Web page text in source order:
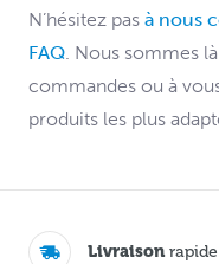
N’hésitez pas à nous
FAQ. Nous sommes
commandes ou à
produits les plus
Livraisonrapide